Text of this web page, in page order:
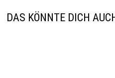
DAS KÖNNTE DICH